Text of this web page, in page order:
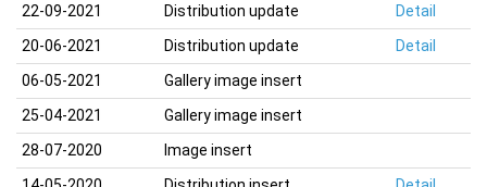
22-09-2021
Distribution update
Detail
20-06-2021
Distribution update
Detail
06-05-2021
Gallery image insert
25-04-2021
Gallery image insert
28-07-2020
Image insert